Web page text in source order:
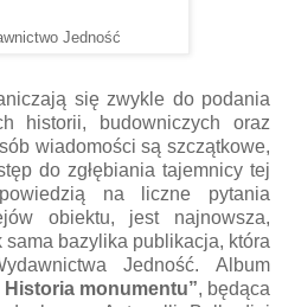
Jedność
się zwykle do podania
historii, budowniczych oraz
wiadomości są szczątkowe,
do zgłębiania tajemnicy tej
na liczne pytania
obiektu, jest najnowsza,
bazylika publikacja, która
Jedność. Album
monumentu”, będąca